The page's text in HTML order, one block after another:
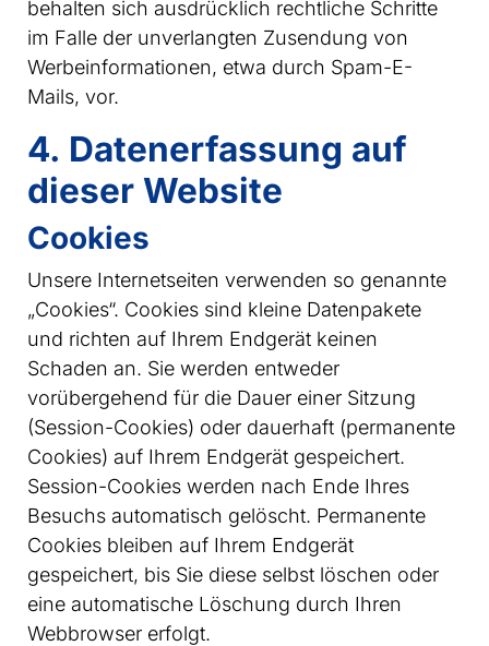
behalten sich ausdrücklich rechtliche Schritte
im Falle der unverlangten Zusendung von
Werbeinformationen, etwa durch Spam-E-
Mails, vor.
4. Datenerfassung auf
dieser Website
Cookies
Unsere Internetseiten verwenden so genannte
„Cookies“. Cookies sind kleine Datenpakete
und richten auf Ihrem Endgerät keinen
Schaden an. Sie werden entweder
vorübergehend für die Dauer einer Sitzung
(Session-Cookies) oder dauerhaft (permanente
Cookies) auf Ihrem Endgerät gespeichert.
Session-Cookies werden nach Ende Ihres
Besuchs automatisch gelöscht. Permanente
Cookies bleiben auf Ihrem Endgerät
gespeichert, bis Sie diese selbst löschen oder
eine automatische Löschung durch Ihren
Webbrowser erfolgt.